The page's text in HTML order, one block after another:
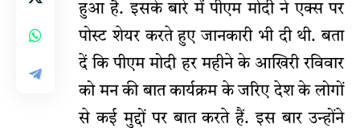
हुआ है. इसके बारे में पीएम मोदी ने एक्स पर
पोस्ट शेयर करते हुए जानकारी भी दी थी. बता
दें कि पीएम मोदी हर महीने के आखिरी रविवार
को मन की बात कार्यक्रम के जरिए देश के लोगों
से कई मुद्दों पर बात करते हैं. इस बार उन्होंने